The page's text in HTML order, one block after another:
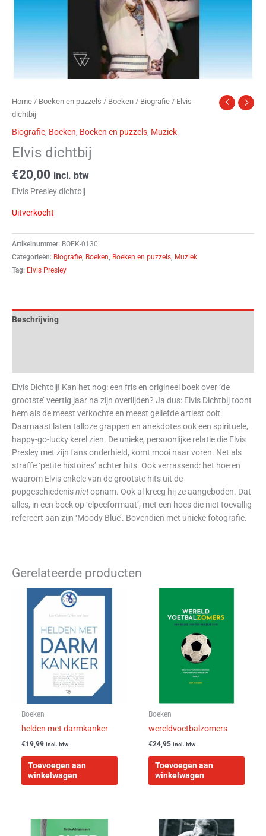
Home / Boeken en puzzels / Boeken / Biografie / Elvis
dichtbij
Biografie, Boeken, Boeken en puzzels, Muziek
Elvis dichtbij
€20,00 incl. btw
Elvis Presley dichtbij
Uitverkocht
Artikelnummer: BOEK-0130
Categorieën: Biografie, Boeken, Boeken en puzzels, Muziek
Tag: Elvis Presley
Beschrijving
Elvis Dichtbij! Kan het nog: een fris en origineel boek over ‘de
grootste’ veertig jaar na zijn overlijden? Ja dus: Elvis Dichtbij toont
hem als de meest verkochte en meest geliefde artiest ooit.
Daarnaast laten talloze grappen en anekdotes ook een spirituele,
happy-go-lucky kerel zien. De unieke, persoonlijke relatie die Elvis
Presley met zijn fans onderhield, komt mooi naar voren. Net als
straffe ‘petite histoires’ achter hits. Ook verrassend: het hoe en
waarom Elvis enkele van de grootste hits uit de
popgeschiedenisnietopnam. Ook al kreeg hij ze aangeboden. Dat
alles, in een boek op ‘elpeeformaat’, met een hoes die niet toevallig
refereert aan zijn ‘Moody Blue’. Bovendien met unieke fotografie.
Gerelateerde producten
Boeken
helden met darmkanker
€19,99 incl. btw
Toevoegen aan
winkelwagen
Boeken
wereldvoetbalzomers
€24,95 incl. btw
Toevoegen aan
winkelwagen